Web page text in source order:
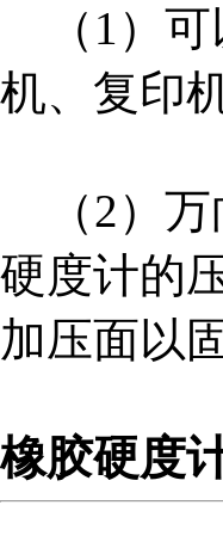
（1）可
机、复印
（2）万
硬度计的
加压面以
橡胶硬度